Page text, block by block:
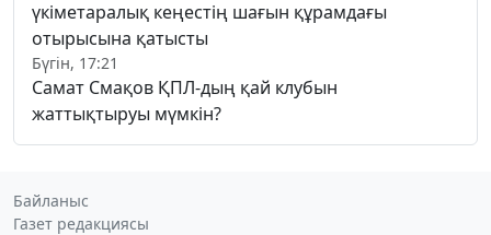
үкіметаралық кеңестің шағын құрамдағы
отырысына қатысты
Бүгін, 17:21
Самат Смақов ҚПЛ-дың қай клубын
жаттықтыруы мүмкін?
Байланыс
Газет редакциясы